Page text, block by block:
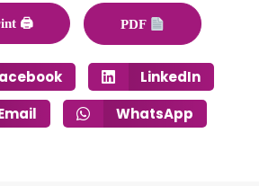
🖨 PDF
LinkedIn
WhatsApp